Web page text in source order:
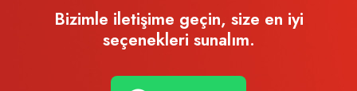
Bizimle iletişime geçin, size en iyi
seçenekleri sunalım.